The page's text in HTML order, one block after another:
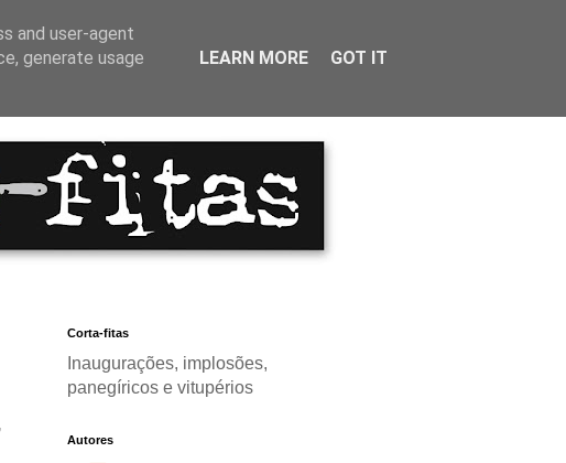
Corta-fitas
Inaugurações, implosões,
panegíricos e vitupérios
Autores
and user-agent
generate usage
LEARN MORE GOT IT